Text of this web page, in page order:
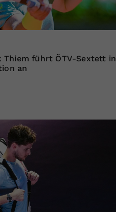
Thiem führt ÖTV-Sextett in
an